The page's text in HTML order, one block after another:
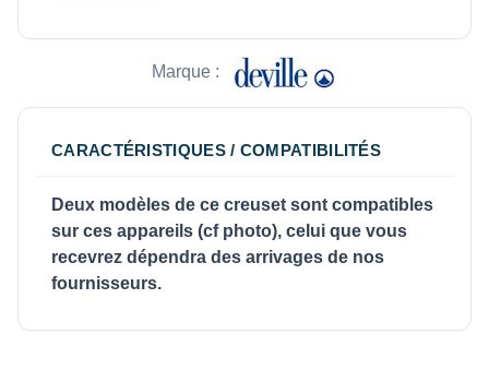
Marque :
CARACTÉRISTIQUES / COMPATIBILITÉS
Deux modèles de ce creuset sont compatibles
sur ces appareils (cf photo), celui que vous
recevrez dépendra des arrivages de nos
fournisseurs.